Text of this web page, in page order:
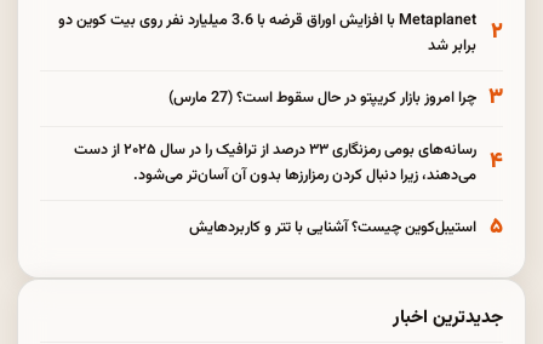
۲
Metaplanet با افزایش اوراق قرضه با 3.6 میلیارد نفر روی بیت کوین دو
برابر شد
۳ چرا امروز بازار کریپتو در حال سقوط است؟ (27 مارس)
۴
رسانه‌های بومی رمزنگاری ۳۳ درصد از ترافیک را در سال ۲۰۲۵ از دست
می‌دهند، زیرا دنبال کردن رمزارزها بدون آن آسان‌تر می‌شود.
۵ استیبل‌کوین چیست؟ آشنایی با تتر و کاربردهایش
جدیدترین اخبار